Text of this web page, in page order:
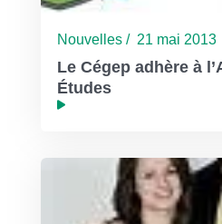
Nouvelles / 21 mai 2013
Le Cégep adhère à
Études